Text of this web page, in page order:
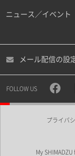
職種
ニュース／イベント
メール配信の設
FOLLOW US
プライバ
My